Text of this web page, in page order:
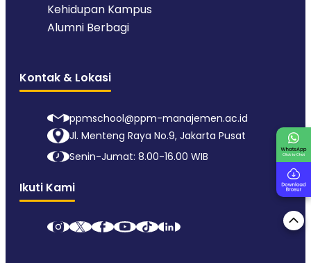
Kehidupan Kampus
Alumni Berbagi
Kontak & Lokasi
ppmschool@ppm-manajemen.ac.id
Jl. Menteng Raya No.9, Jakarta Pusat
Senin-Jumat: 8.00-16.00 WIB
Ikuti Kami